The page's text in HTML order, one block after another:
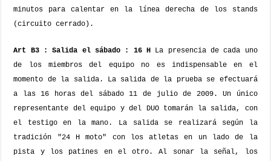
minutos para calentar en la línea derecha de los stands
(circuito cerrado).
Art B3 : Salida el sábado : 16 H La presencia de cada uno
de los miembros del equipo no es indispensable en el
momento de la salida. La salida de la prueba se efectuará
a las 16 horas del sábado 11 de julio de 2009.
Un único
representante del equipo y del DUO tomarán la salida, con
el testigo en la mano.
La salida se realizará según la
tradición "24 H moto" con los atletas en un lado de la
pista y los patines en el otro. Al sonar la señal, los